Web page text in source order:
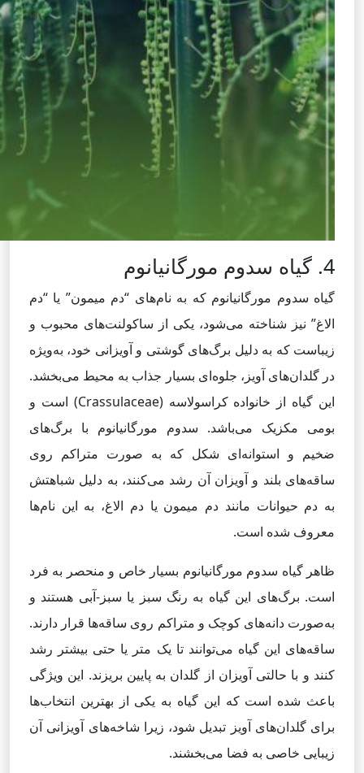
4. گیاه سدوم مورگانیانوم
گیاه سدوم مورگانیانوم که به نام‌های “دم میمون” یا “دم
الاغ” نیز شناخته می‌شود، یکی از ساکولنت‌های محبوب و
زیباست که به دلیل برگ‌های گوشتی و آویزانی خود، به‌ویژه
در گلدان‌های آویز، جلوه‌ای بسیار جذاب به محیط می‌بخشد.
این گیاه از خانواده کراسولاسه (Crassulaceae) است و
بومی مکزیک می‌باشد. سدوم مورگانیانوم با برگ‌های
ضخیم و استوانه‌ای شکل که به صورت متراکم روی
ساقه‌های بلند و آویزان آن رشد می‌کنند، به دلیل شباهتش
به دم حیوانات مانند دم میمون یا دم الاغ، به این نام‌ها
معروف شده است.
ظاهر گیاه سدوم مورگانیانوم بسیار خاص و منحصر به فرد
است. برگ‌های این گیاه به رنگ سبز یا سبز-آبی هستند و
به‌صورت دانه‌های کوچک و متراکم روی ساقه‌ها قرار دارند.
ساقه‌های این گیاه می‌توانند تا یک متر یا حتی بیشتر رشد
کنند و با حالتی آویزان از گلدان به پایین بریزند. این ویژگی
باعث شده است که این گیاه به یکی از بهترین انتخاب‌ها
برای گلدان‌های آویز تبدیل شود، زیرا شاخه‌های آویزانی آن
زیبایی خاصی به فضا می‌بخشند.